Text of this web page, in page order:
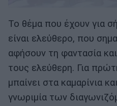
Το θέμα που έχουν για
είναι ελεύθερο, που
αφήσουν τη φαντασία
τους ελεύθερη. Για
μπαίνει στα καμαρίνια
γνωριμία των